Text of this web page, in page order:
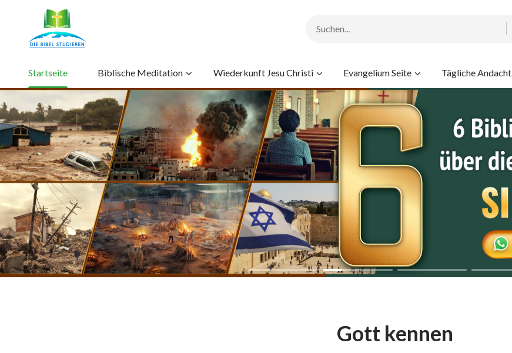
Startseite Biblische Meditation Wiederkunft Jesu Christi Evangelium Seite Tägliche Andacht
Gott kennen